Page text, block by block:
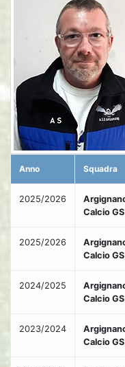
Anno Squadra
2025/2026
Calcio GS
2025/2026
Calcio GS
2024/2025
Calcio GS
2023/2024
Calcio GS